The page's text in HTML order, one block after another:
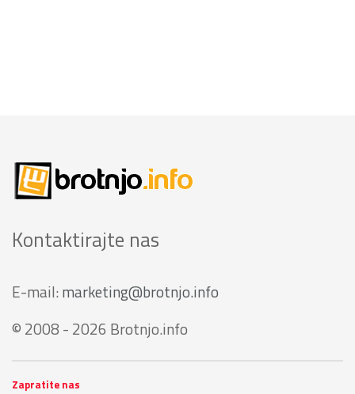
Kontaktirajte nas
E-mail: marketing@brotnjo.info
© 2008 - 2026 Brotnjo.info
Zapratite nas